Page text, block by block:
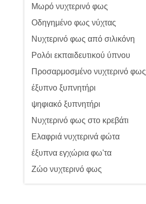
Μωρό νυχτερινό φως
Οδηγημένο φως νύχτας
Νυχτερινό φως από σιλικόνη
Ρολόι εκπαιδευτικού ύπνου
Προσαρμοσμένο νυχτερινό φως
έξυπνο ξυπνητήρι
ψηφιακό ξυπνητήρι
Νυχτερινό φως στο κρεβάτι
Ελαφριά νυχτερινά φώτα
έξυπνα εγχώρια φω'τα
Ζώο νυχτερινό φως